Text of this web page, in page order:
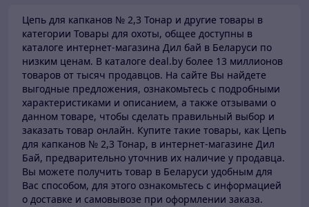
Цепь для капканов № 2,3 Тонар и другие товары в
категории Товары для охоты, общее доступны в
каталоге интернет-магазина Дил бай в Беларуси по
низким ценам. В каталоге deal.by более 13 миллионов
товаров от тысяч продавцов. На сайте Вы найдете
выгодные предложения, ознакомьтесь с подробными
характеристиками и описанием, а также отзывами о
данном товаре, чтобы сделать правильный выбор и
заказать товар онлайн. Купите такие товары, как Цепь
для капканов № 2,3 Тонар, в интернет-магазине Дил
Бай, предварительно уточнив их наличие у продавца.
Вы можете получить товар в Беларуси удобным для
Вас способом, для этого ознакомьтесь с информацией
о доставке и самовывозе при оформлении заказа.